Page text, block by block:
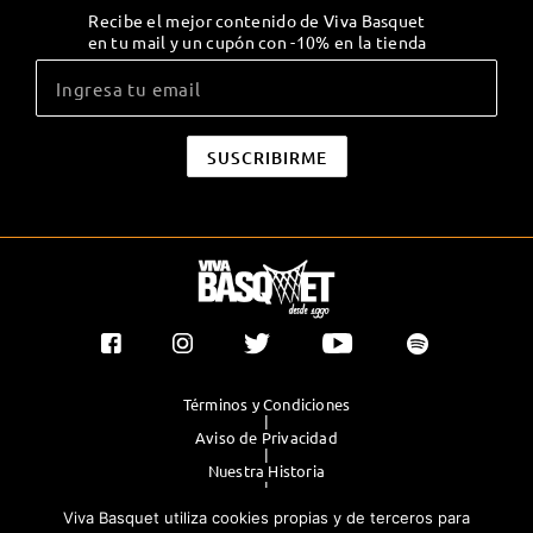
Recibe el mejor contenido de Viva Basquet
en tu mail y un cupón con -10% en la tienda
Términos y Condiciones
|
Aviso de Privacidad
|
Nuestra Historia
|
|
Viva Basquet utiliza cookies propias y de terceros para